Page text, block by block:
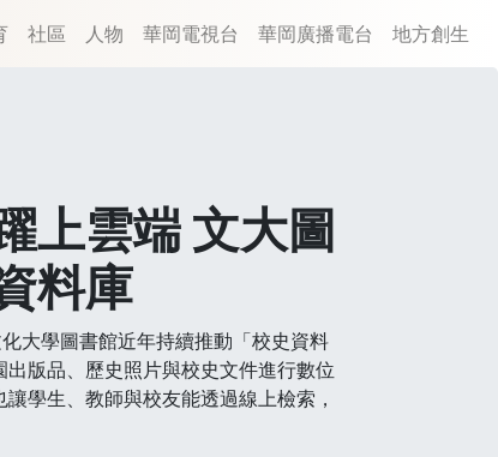
社區 人物 華岡電視台 華岡廣播電台 地方創生
上雲端 文大圖
料庫
大學圖書館近年持續推動「校史資料
版品、歷史照片與校史文件進行數位
學生、教師與校友能透過線上檢索，